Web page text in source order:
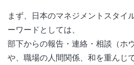
まず、日本のマネジメントスタイ
ーワードとしては、
部下からの報告・連絡・相談（ホ
や、職場の人間関係、和を重んじ